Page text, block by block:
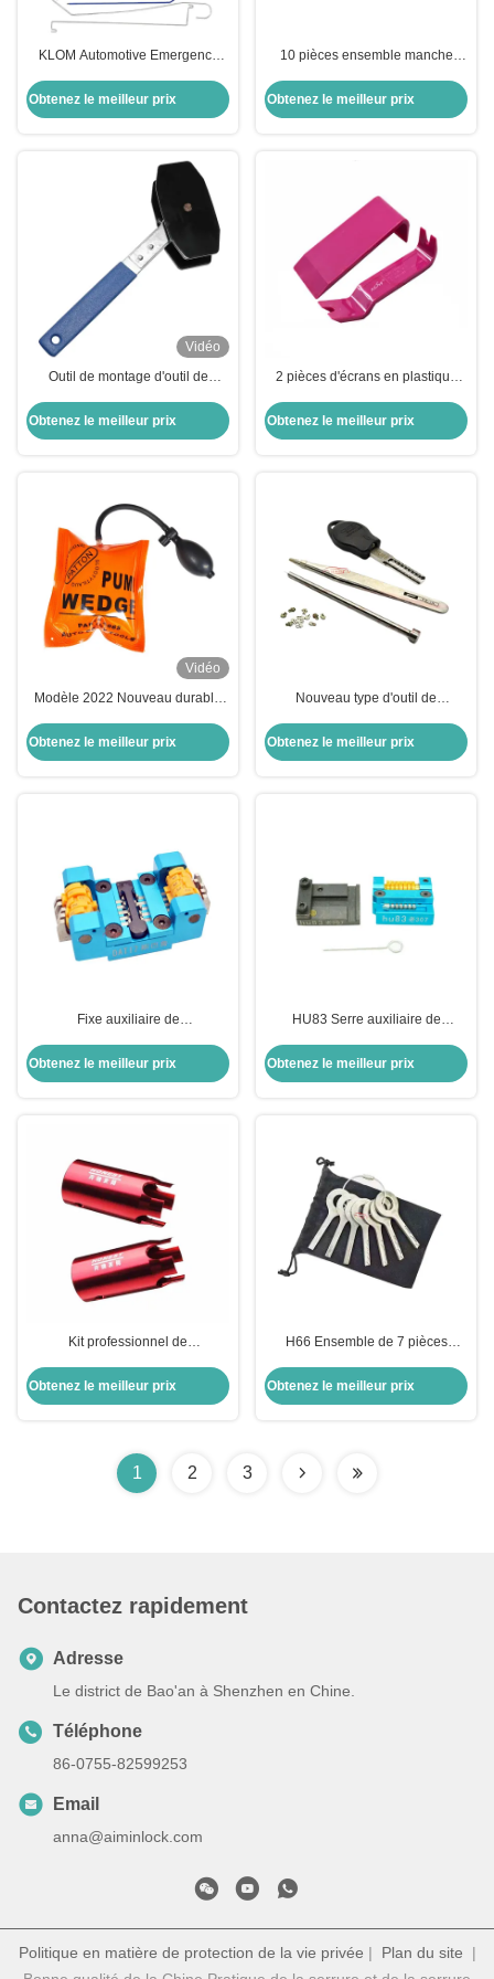
KLOM Automotive Emergency
de voiture de haute qualité
Obtenez le meilleur prix
10 pièces ensemble manche
déverrouillage de voiture de
haute qualité outils de serrurier
Obtenez le meilleur prix
Vidéo
Outil de montage d'outil de
d'échafaudage d'échafaudage de
piston
Obtenez le meilleur prix
2 pièces d'écrans en plastique
démontage de panneau de
voiture, outil de réparation de
Obtenez le meilleur prix
Vidéo
Modèle 2022 Nouveau durable
moyen sans plaque intérieure
Pour serrurier automobile
Obtenez le meilleur prix
Nouveau type d'outil de
HU66 outils de serrurerie
adaptation à plusieurs modèles
Obtenez le meilleur prix
Fixe auxiliaire de
pour Subaru léger et portable
Obtenez le meilleur prix
HU83 Serre auxiliaire de
307 Modèles anciens avec une
grande précision
Obtenez le meilleur prix
Kit professionnel de
d'automobile
Obtenez le meilleur prix
H66 Ensemble de 7 pièces
outils de serrurier de voiture pour
Obtenez le meilleur prix
1 2 3
Contactez rapidement
Adresse
Le district de Bao'an à Shenzhen en Chine.
Téléphone
86-0755-82599253
Email
anna@aiminlock.com
Politique en matière de protection de la vie privée | Plan du site |